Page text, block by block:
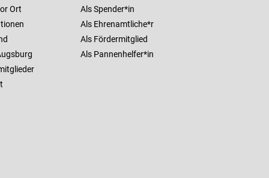
Ort
Als Spender*in
Als Ehrenamtliche*r
Als Fördermitglied
Als Pannenhelfer*in